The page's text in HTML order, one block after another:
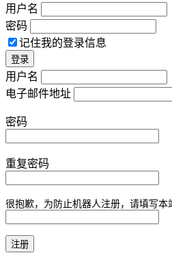
用户名
密码
记住我的登录信息
用户名
电子邮件地址
密码
重复密码
很抱歉，为防止机器人注册，请填写本